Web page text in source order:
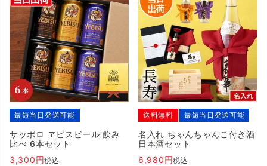
最短当日発送可能
サッポロ ヱビスビール 飲み
比べ 6本セット
3,300
税込
送料無料 最短当日発送可能
名入れ ちゃんちゃんこ付き酒
日本酒セット
6,980
税込